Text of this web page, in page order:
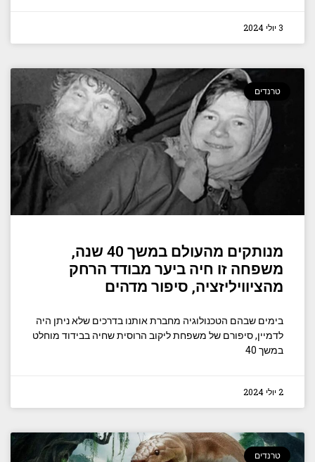
3 יולי 2024
טרנדים
מנותקים מהעולם במשך 40 שנה,
משפחה זו חיה ביער מבודד הרחק
מהציוויליזציה, סיפור מדהים
בימים שבהם הטכנולוגיה מחברת אותנו בדרכים שלא ניתן היה
לדמיין, סיפורם של משפחת ליקוב הרוסית שחיה בבידוד מוחלט
במשך 40
2 יולי 2024
טרנדים